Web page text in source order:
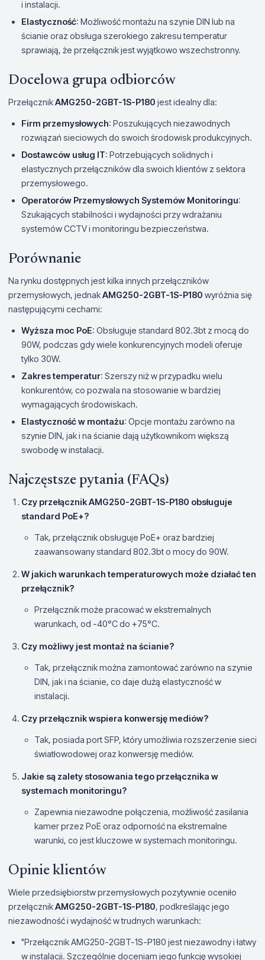
i instalacji.
Elastyczność: Możliwość montażu na szynie DIN lub na
ścianie oraz obsługa szerokiego zakresu temperatur
sprawiają, że przełącznik jest wyjątkowo wszechstronny.
Docelowa grupa odbiorców
PrzełącznikAMG250-2GBT-1S-P180 jest idealny dla:
Firm przemysłowych: Poszukujących niezawodnych
rozwiązań sieciowych do swoich środowisk produkcyjnych.
Dostawców usług IT: Potrzebujących solidnych i
elastycznych przełączników dla swoich klientów z sektora
przemysłowego.
Operatorów Przemysłowych Systemów Monitoringu:
Szukających stabilności i wydajności przy wdrażaniu
systemów CCTV i monitoringu bezpieczeństwa.
Porównanie
Na rynku dostępnych jest kilka innych przełączników
przemysłowych, jednakAMG250-2GBT-1S-P180 wyróżnia się
następującymi cechami:
Wyższa moc PoE: Obsługuje standard 802.3bt z mocą do
90W, podczas gdy wiele konkurencyjnych modeli oferuje
tylko 30W.
Zakres temperatur: Szerszy niż w przypadku wielu
konkurentów, co pozwala na stosowanie w bardziej
wymagających środowiskach.
Elastyczność w montażu: Opcje montażu zarówno na
szynie DIN, jak i na ścianie dają użytkownikom większą
swobodę w instalacji.
Najczęstsze pytania (FAQs)
Czy przełącznik AMG250-2GBT-1S-P180 obsługuje
standard PoE+?
Tak, przełącznik obsługuje PoE+ oraz bardziej
zaawansowany standard 802.3bt o mocy do 90W.
W jakich warunkach temperaturowych może działać ten
przełącznik?
Przełącznik może pracować w ekstremalnych
warunkach, od -40°C do +75°C.
Czy możliwy jest montaż na ścianie?
Tak, przełącznik można zamontować zarówno na szynie
DIN, jak i na ścianie, co daje dużą elastyczność w
instalacji.
Czy przełącznik wspiera konwersję mediów?
Tak, posiada port SFP, który umożliwia rozszerzenie sieci
światłowodowej oraz konwersję mediów.
Jakie są zalety stosowania tego przełącznika w
systemach monitoringu?
Zapewnia niezawodne połączenia, możliwość zasilania
kamer przez PoE oraz odporność na ekstremalne
warunki, co jest kluczowe w systemach monitoringu.
Opinie klientów
Wiele przedsiębiorstw przemysłowych pozytywnie oceniło
przełącznikAMG250-2GBT-1S-P180, podkreślając jego
niezawodność i wydajność w trudnych warunkach:
"Przełącznik AMG250-2GBT-1S-P180 jest niezawodny i łatwy
w instalacji. Szczególnie doceniam jego funkcję wysokiej